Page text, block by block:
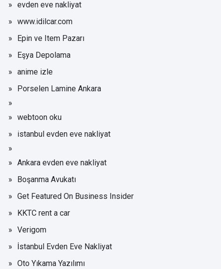
evden eve nakliyat
www.idilcar.com
Epin ve Item Pazarı
Eşya Depolama
anime izle
Porselen Lamine Ankara
webtoon oku
istanbul evden eve nakliyat
Ankara evden eve nakliyat
Boşanma Avukatı
Get Featured On Business Insider
KKTC rent a car
Verigom
İstanbul Evden Eve Nakliyat
Oto Yıkama Yazılımı